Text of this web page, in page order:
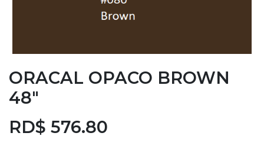
ORACAL OPACO BROWN
48"
RD$ 576.80